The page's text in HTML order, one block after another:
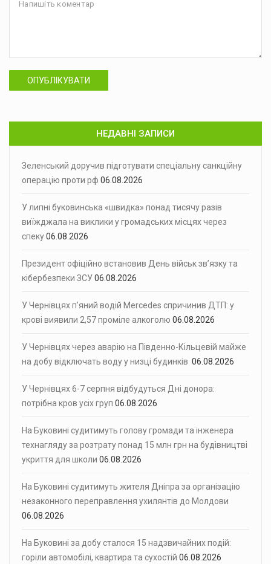
ОПУБЛІКУВАТИ
НЕДАВНІ ЗАПИСИ
Зеленський доручив підготувати спеціальну санкційну
операцію проти рф 06.08.2026
У липні буковинська «швидка» понад тисячу разів
виїжджала на виклики у громадських місцях через
спеку06.08.2026
Президент офіційно встановив День військ зв’язку та
кібербезпеки ЗСУ06.08.2026
У Чернівцях п’яний водій Mercedes спричинив ДТП: у
крові виявили 2,57 проміле алкоголю 06.08.2026
У Чернівцях через аварію на Південно-Кільцевій майже
на добу відключать воду у низці будинків 06.08.2026
У Чернівцях 6-7 серпня відбудуться Дні донора:
потрібна кров усіх груп 06.08.2026
На Буковині судитимуть голову громади та інженера
технагляду за розтрату понад 15 млн грн на будівництві
укриття для школи 06.08.2026
На Буковині судитимуть жителя Дніпра за організацію
незаконного переправлення ухилянтів до Молдови
06.08.2026
На Буковині за добу сталося 15 надзвичайних подій:
горіли автомобілі, квартира та сухостій 06.08.2026